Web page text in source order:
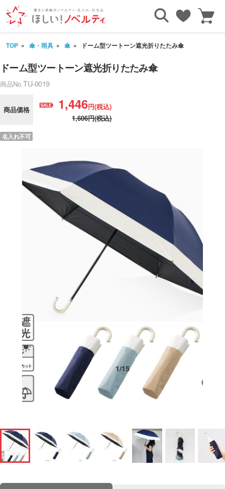
TOP 傘・雨具 傘 ドーム型ツートーン遮光折りたたみ傘
ドーム型ツートーン遮光折りたたみ傘
商品No.TU-0019
商品価格 1,446円(税込)
1,606円(税込)
名入れ不可
1/15